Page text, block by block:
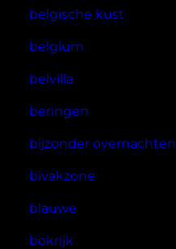
belgische kust
belgium
belvilla
beringen
bijzonder overnachten
bivakzone
blauwe
bokrijk